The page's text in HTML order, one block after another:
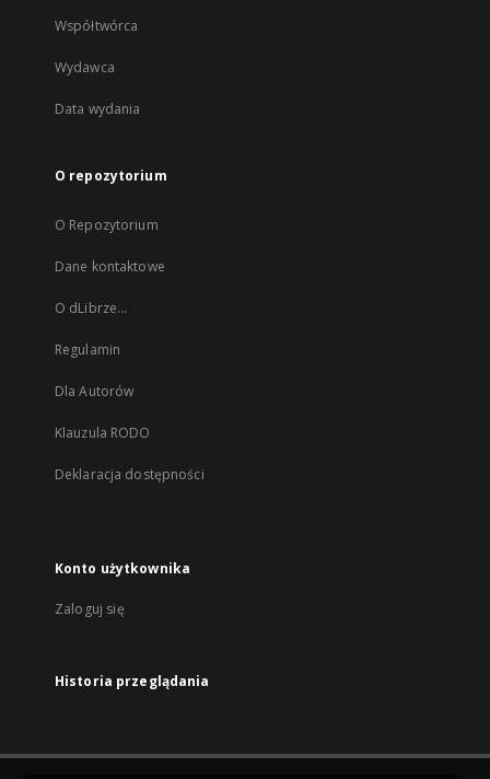
Współtwórca
Wydawca
Data wydania
O repozytorium
O Repozytorium
Dane kontaktowe
O dLibrze...
Regulamin
Dla Autorów
Klauzula RODO
Deklaracja dostępności
Konto użytkownika
Zaloguj się
Historia przeglądania